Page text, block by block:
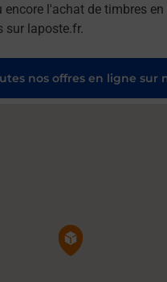
encore l'achat de timbres
sur laposte.fr.
nos offres en ligne sur
Pin de la carte